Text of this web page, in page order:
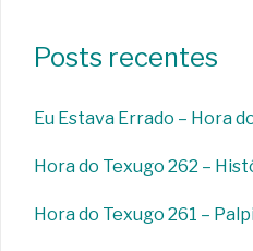
Posts recentes
Eu Estava Errado – Hora
Hora do Texugo 262 –
Hora do Texugo 261 –